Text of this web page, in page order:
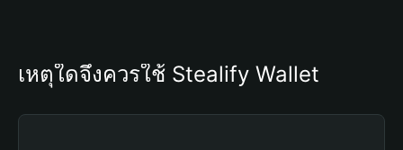
เหตุใดจึงควรใช้ Stealify Wallet